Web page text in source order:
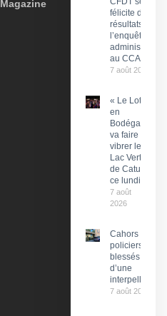
Magazine
félicite des
résultats de
l’enquête
administrative
au CCAS
7 août 2026
« Le Lot
en
Bodéga »
va faire
vibrer le
Lac Vert
de Catus
ce lundi
7 août
2026
Cahors : Des
policiers
blessés lors
d’une
interpellation
7 août 2026